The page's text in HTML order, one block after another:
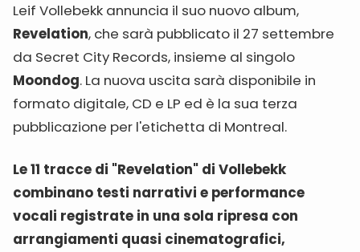
Leif Vollebekk annuncia il suo nuovo album,
Revelation, che sarà pubblicato il 27 settembre
da Secret City Records, insieme al singolo
Moondog. La nuova uscita sarà disponibile in
formato digitale, CD e LP ed è la sua terza
pubblicazione per l'etichetta di Montreal.
Le 11 tracce di "Revelation" di Vollebekk
combinano testi narrativi e performance
vocali registrate in una sola ripresa con
arrangiamenti quasi cinematografici,